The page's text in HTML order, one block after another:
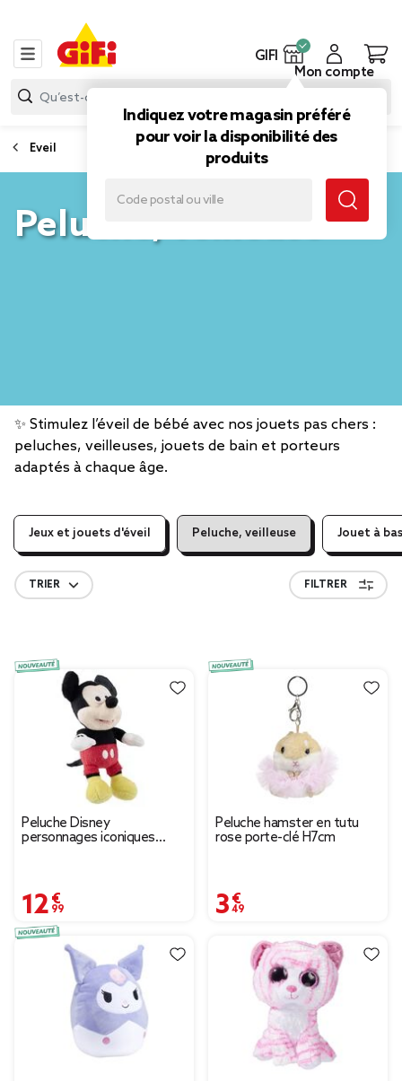
GIFI
Indiquez votre magasin préféré
pour voir la disponibilité des
produits
Mon compte
Eveil
Peluche, veilleuse
✨ Stimulez l’éveil de bébé avec nos jouets pas chers :
peluches, veilleuses, jouets de bain et porteurs
adaptés à chaque âge.
Jeux et jouets d'éveil Peluche, veilleuse Jouet à
TRIER FILTRER
Peluche Disney
personnages iconiques
12,99 €
Peluche hamster en tutu
rose porte-clé H7cm
3,49 €